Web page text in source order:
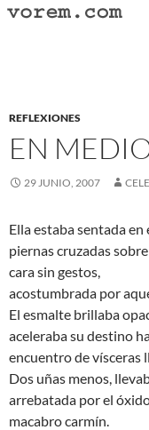
Saltar
REFLEXIONES
EN
29 JUNIO, 2007
Ella estaba sentada
piernas cruzadas
cara sin gestos,
acostumbrada por
El esmalte brillaba
aceleraba su destino
encuentro de vísceras
Dos uñas menos,
arrebatada por el
macabro carmín.